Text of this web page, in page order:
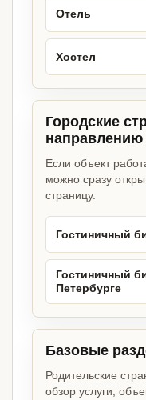
Отель
Хостел
Городские
направлению
Если объект
можно сразу
страницу.
Гостиничный
Гостиничный
Петербурге
Базовые
Родительские
обзор услуги,